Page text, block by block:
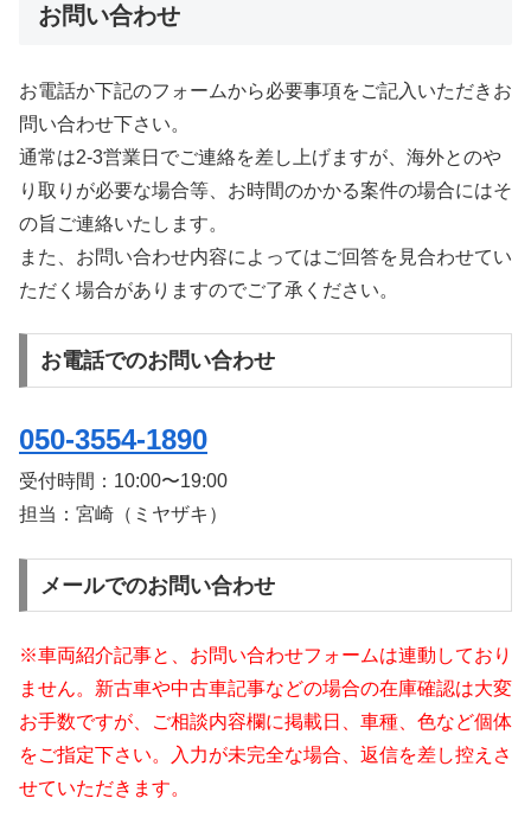
お問い合わせ
お電話か下記のフォームから必要事項をご記入いただきお
問い合わせ下さい。
通常は2-3営業日でご連絡を差し上げますが、海外とのや
り取りが必要な場合等、お時間のかかる案件の場合にはそ
の旨ご連絡いたします。
また、お問い合わせ内容によってはご回答を見合わせてい
ただく場合がありますのでご了承ください。
お電話でのお問い合わせ
050-3554-1890
受付時間： 10:00〜19:00
担当：宮崎（ミヤザキ）
メールでのお問い合わせ
※車両紹介記事と、お問い合わせフォームは連動しており
ません。新古車や中古車記事などの場合の在庫確認は大変
お手数ですが、ご相談内容欄に掲載日、車種、色など個体
をご指定下さい。入力が未完全な場合、返信を差し控えさ
せていただきます。